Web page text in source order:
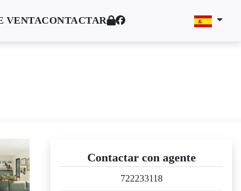
VENTACONTACTAR
Contactar con agente
722233118